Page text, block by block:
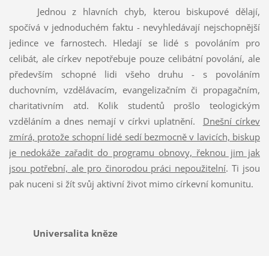
Jednou z hlavních chyb, kterou biskupové dělají,
spočívá v jednoduchém faktu - nevyhledávají nejschopnější
jedince ve farnostech. Hledají se lidé s povoláním pro
celibát, ale církev nepotřebuje pouze celibátní povolání, ale
především schopné lidi všeho druhu - s povoláním
duchovním, vzdělávacím, evangelizačním či propagačním,
charitativním atd. Kolik studentů prošlo teologickým
vzděláním a dnes nemají v církvi uplatnění.
Dnešní církev
zmírá, protože schopní lidé sedí bezmocně v lavicích, biskup
je nedokáže zařadit do programu obnovy, řeknou jim jak
jsou potřební, ale pro činorodou práci nepoužitelní. Ti jsou
pak nuceni si žít svůj aktivní život mimo církevní komunitu.
Universalita kněze